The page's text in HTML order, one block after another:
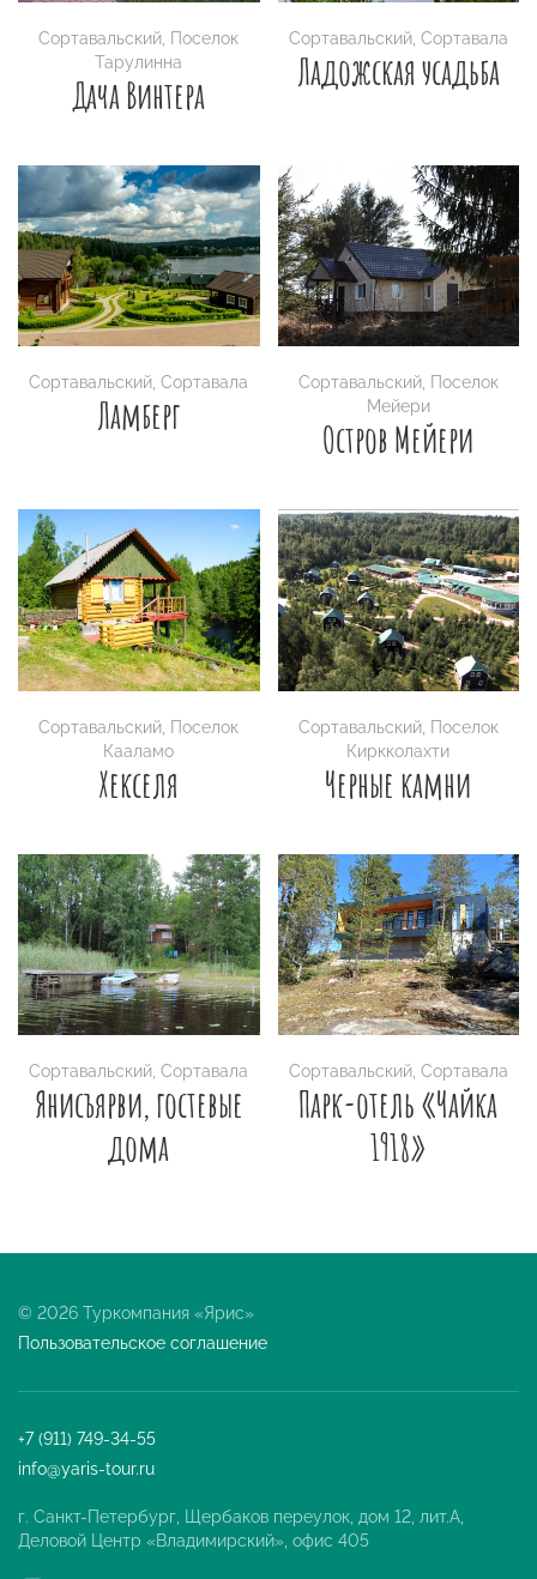
Сортавальский, Поселок
Тарулинна
Дача Винтера
Сортавальский, Сортавала
Ладожская усадьба
Сортавальский,Сортавала
Ламберг
Сортавальский, Поселок
Мейери
Остров Мейери
Сортавальский Поселок
Кааламо
Хекселя
Сортавальский, Поселок
Киркколахти
Черные камни
Сортавальский ,Сортавала
Янисъярви, гостевые
дома
Сортавальский, Сортавала
Парк-отель «Чайка
1918»
© 2026 Туркомпания «Ярис»
Пользовательское соглашение
+7 (911) 749-34-55
info@yaris-tour.ru
г. Санкт-Петербург, Щербаков переулок, дом 12, лит.А,
Деловой Центр «Владимирский», офис 405